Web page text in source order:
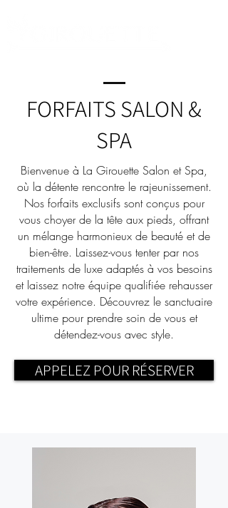
FORFAITS SALON &
SPA
Bienvenue à La Girouette Salon et Spa,
où la détente rencontre le rajeunissement.
Nos forfaits exclusifs sont conçus pour
vous choyer de la tête aux pieds, offrant
un mélange harmonieux de beauté et de
bien-être. Laissez-vous tenter par nos
traitements de luxe adaptés à vos besoins
et laissez notre équipe qualifiée rehausser
votre expérience. Découvrez le sanctuaire
ultime pour prendre soin de vous et
détendez-vous avec style.
APPELEZ POUR RÉSERVER